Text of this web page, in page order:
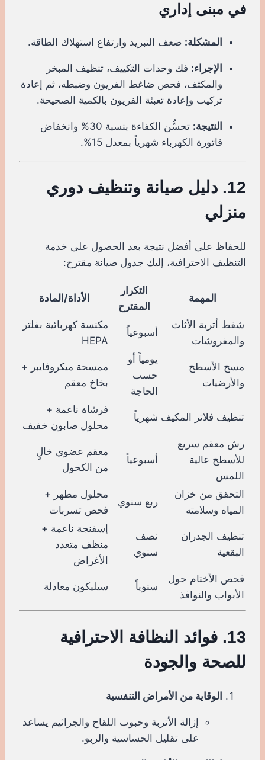
في مبنى إداري
المشكلة: ضعف التبريد وارتفاع استهلاك الطاقة.
الإجراء: فك وحدات التكييف، تنظيف المبخر
والمكثف، فحص ضاغط الفريون وضبطه، ثم إعادة
تركيب وإعادة تعبئة الفريون بالكمية الصحيحة.
النتيجة:
تحسُّن الكفاءة بنسبة 30% وانخفاض
فاتورة الكهرباء شهرياً بمعدل 15%.
12. دليل صيانة وتنظيف دوري
منزلي
للحفاظ على أفضل نتيجة بعد الحصول على خدمة
التنظيف الاحترافية، إليك جدول صيانة مقترح:
المهمة
التكرار
المقترح
الأداة/المادة
شفط أتربة الأثاث
والمفروشات
أسبوعياً
مكنسة كهربائية بفلتر
HEPA
مسح الأسطح
والأرضيات
يومياً أو
حسب
الحاجة
ممسحة ميكروفايبر +
بخاخ معقم
تنظيف فلاتر المكيف شهرياً
فرشاة ناعمة +
محلول صابون خفيف
رش معقم سريع
للأسطح عالية
اللمس
أسبوعياً
معقم عضوي خالٍ
من الكحول
التحقق من خزان
المياه وسلامته
ربع سنوي
محلول مطهر +
فحص تسربات
تنظيف الجدران
البقعية
نصف
سنوي
إسفنجة ناعمة +
منظف متعدد
الأغراض
فحص الأختام حول
الأبواب والنوافذ
سنوياً سيليكون معادلة
13. فوائد النظافة الاحترافية
للصحة والجودة
الوقاية من الأمراض التنفسية
إزالة الأتربة وحبوب اللقاح والجراثيم يساعد
على تقليل الحساسية والربو.